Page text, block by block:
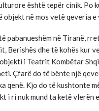
është tepër cinik. Po
në mos vetë qeveria e
pabanueshëm në Tiranë,
Berishës dhe të kohës kur
i Teatrit Kombëtar
Çfarë do të bënte një
qenë. Kjo do të kushtonte
i ri nuk mund ta ketë vlerën